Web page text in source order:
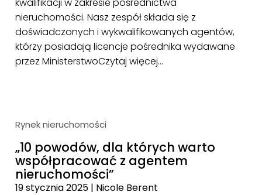
kwalifikacji w zakresie pośrednictwa
nieruchomości. Nasz zespół składa się z
doświadczonych i wykwalifikowanych agentów,
którzy posiadają licencje pośrednika wydawane
przez MinisterstwoCzytaj więcej…
Rynek nieruchomości
„10 powodów, dla których warto
współpracować z agentem
nieruchomości”
19 stycznia 2025 | Nicole Berent